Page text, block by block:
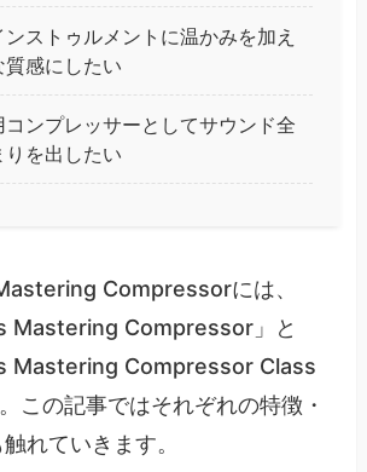
ストゥルメントに温かみを加え
質感にしたい
コンプレッサーとしてサウンド全
を出したい
Compressorには、
Mastering Compressor」と
Mastering Compressor Class
この記事ではそれぞれの特徴・
れていきます。